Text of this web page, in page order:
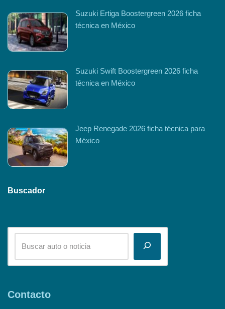
Suzuki Ertiga Boostergreen 2026 ficha
técnica en México
Suzuki Swift Boostergreen 2026 ficha
técnica en México
Jeep Renegade 2026 ficha técnica para
México
Buscador
Contacto